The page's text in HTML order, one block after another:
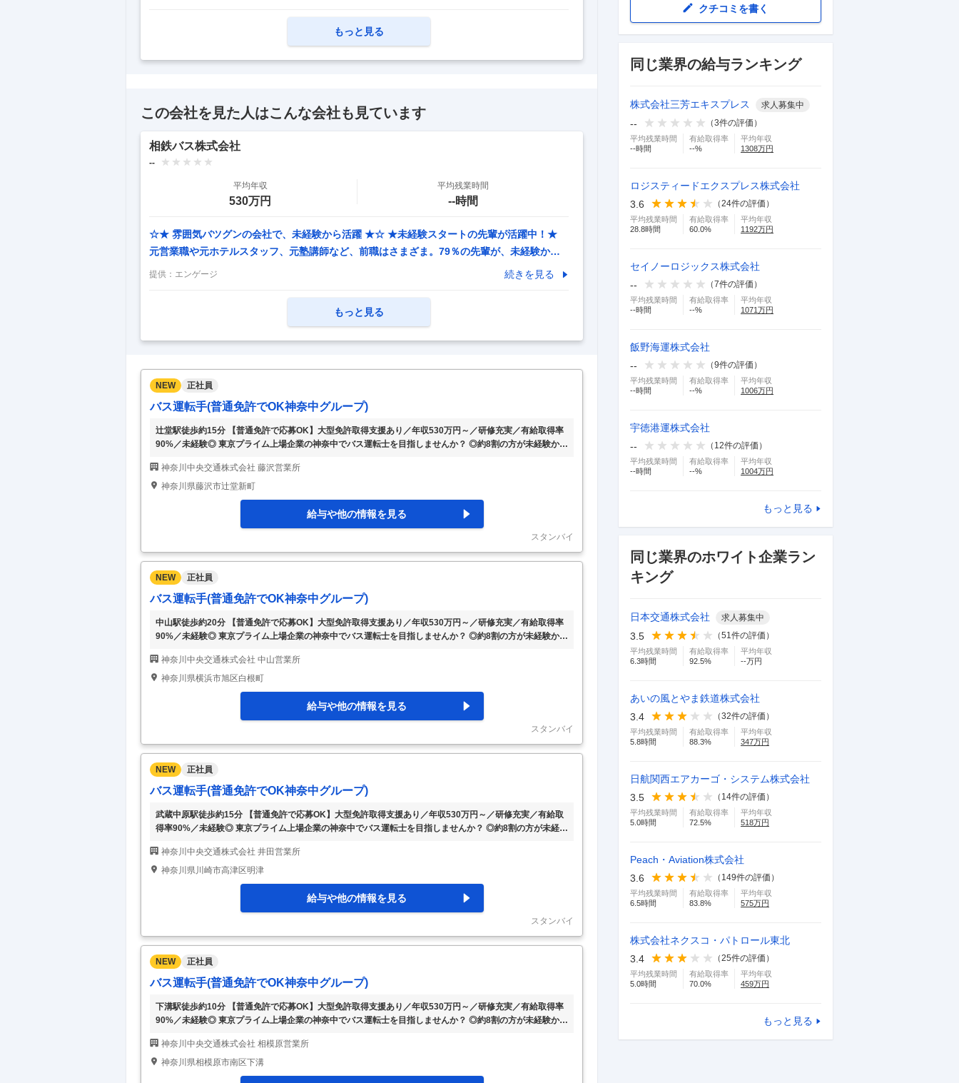
もっと見る
この会社を見た人はこんな会社も見ています
相鉄バス株式会社
--
平均年収
530万円
平均残業時間
--時間
☆★ 雰囲気バツグンの会社で、未経験から活躍 ★☆ ★未経験スタートの先輩が活躍中！★
元営業職や元ホテルスタッフ、元塾講師など、前職はさまざま。79％の先輩が、未経験から
バス運転士に挑戦しています。 【丁寧な研修で、安心】 最初は「バスをまっすぐに走らせる
社時は年齢に応じた給与額からスタートします。2年目以降は、「勤続給」が加算。毎年安定
提供： エンゲージ 続きを見る
もっと見る
NEW 正社員
バス運転手(普通免許でOK神奈中グループ)
辻堂駅徒歩約15分 【普通免許で応募OK】大型免許取得支援あり／年収530万円～／研修充実／有給取得率
90%／未経験◎ 東京プライム上場企業の神奈中でバス運転士を目指しませんか？ ◎約8割の方が未経験から
な1日の流れ】 ①出勤:アルコールチェック、車両点検、始業点呼 ②乗務スタート:運行表に基づき、担当路
線を運転 ※1～2回の休憩あり ※仮眠室・休憩室を完備 ③乗務後:車両点検、アルコールチェック、終業点呼
※固定シフト制のため、始業・就業時間、休日が明確。 予定を立てやすい環境…
神奈川中央交通株式会社 藤沢営業所
神奈川県藤沢市辻堂新町
給与や他の情報を見る
スタンバイ
NEW 正社員
バス運転手(普通免許でOK神奈中グループ)
中山駅徒歩約20分 【普通免許で応募OK】大型免許取得支援あり／年収530万円～／研修充実／有給取得率
90%／未経験◎ 東京プライム上場企業の神奈中でバス運転士を目指しませんか？ ◎約8割の方が未経験から
な1日の流れ】 ①出勤:アルコールチェック、車両点検、始業点呼 ②乗務スタート:運行表に基づき、担当路
線を運転 ※1～2回の休憩あり ※仮眠室・休憩室を完備 ③乗務後:車両点検、アルコールチェック、終業点呼
※固定シフト制のため、始業・就業時間、休日が明確。 予定を立てやすい環境…
神奈川中央交通株式会社 中山営業所
神奈川県横浜市旭区白根町
給与や他の情報を見る
スタンバイ
NEW 正社員
バス運転手(普通免許でOK神奈中グループ)
武蔵中原駅徒歩約15分 【普通免許で応募OK】大型免許取得支援あり／年収530万円～／研修充実／有給取
得率90%／未経験◎ 東京プライム上場企業の神奈中でバス運転士を目指しませんか？ ◎約8割の方が未経験
体的な1日の流れ】 ①出勤:アルコールチェック、車両点検、始業点呼 ②乗務スタート:運行表に基づき、担
当路線を運転 ※1～2回の休憩あり ※仮眠室・休憩室を完備 ③乗務後:車両点検、アルコールチェック、終業
点呼 ※固定シフト制のため、始業・就業時間、休日が明確。 予定を立てやすい…
神奈川中央交通株式会社 井田営業所
神奈川県川崎市高津区明津
給与や他の情報を見る
スタンバイ
NEW 正社員
バス運転手(普通免許でOK神奈中グループ)
下溝駅徒歩約10分 【普通免許で応募OK】大型免許取得支援あり／年収530万円～／研修充実／有給取得率
90%／未経験◎ 東京プライム上場企業の神奈中でバス運転士を目指しませんか？ ◎約8割の方が未経験から
な1日の流れ】 ①出勤:アルコールチェック、車両点検、始業点呼 ②乗務スタート:運行表に基づき、担当路
線を運転 ※1～2回の休憩あり ※仮眠室・休憩室を完備 ③乗務後:車両点検、アルコールチェック、終業点呼
※固定シフト制のため、始業・就業時間、休日が明確。 予定を立てやすい環境…
神奈川中央交通株式会社 相模原営業所
神奈川県相模原市南区下溝
クチコミを書く
同じ業界の給与ランキング
株式会社三芳エキスプレス 求人募集中
-- （3件の評価）
平均残業時間
--時間
有給取得率
--%
平均年収
1308万円
ロジスティードエクスプレス株式会社
3.6
（24件の評価）
平均残業時間
28.8時間
有給取得率
60.0%
平均年収
1192万円
セイノーロジックス株式会社
--
（7件の評価）
平均残業時間
--時間
有給取得率
--%
平均年収
1071 万円
飯野海運株式会社
--
（9件の評価）
平均残業時間
--時間
有給取得率
--%
平均年収
1006万円
宇徳港運株式会社
--
（ 12件の評価）
平均残業時間
--時間
有給取得率
--%
平均年収
1004万円
もっと見る
同じ業界のホワイト企業ラン
キング
日本交通株式会社 求人募集中
3.5 （51件の評価）
平均残業時間
6.3時間
有給取得率
92.5%
平均年収
--万円
あいの風とやま鉄道株式会社
3.4
（32件の評価）
平均残業時間
5.8時間
有給取得率
88.3%
平均年収
347万円
日航関西エアカーゴ・システム株式会社
3.5
（ 14件の評価）
平均残業時間
5.0時間
有給取得率
72.5%
平均年収
518万円
Peach・Aviation株式会社
3.6
（ 149件の評価）
平均残業時間
6.5時間
有給取得率
83.8%
平均年収
575万円
株式会社ネクスコ・パトロール東北
3.4
（25件の評価）
平均残業時間
5.0時間
有給取得率
70.0%
平均年収
459万円
もっと見る